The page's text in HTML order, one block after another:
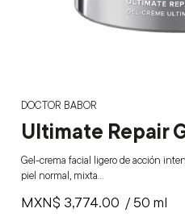
DOCTOR BABOR
Ultimate Repair
Gel-crema facial ligero de acción
piel normal, mixta…
MXN$ 3,774.00 / 50 ml